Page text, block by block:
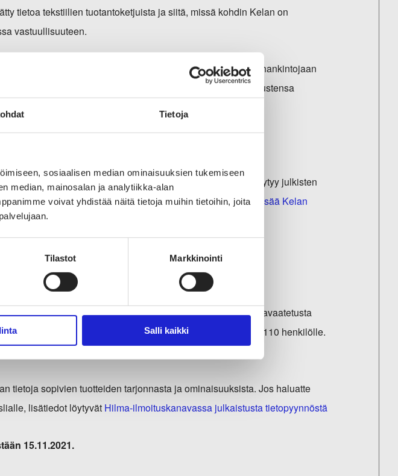
Tietoja
sosiaalisen median ominaisuuksien tukemiseen
median, mainosalan ja analytiikka-alan
voivat yhdistää näitä tietoja muihin tietoihin, joita
Tilastot Markkinointi
Salli kaikki
tietoa tekstiilien tuotantoketjuista ja siitä, missä kohdin Kelan on
vastuullisuuteen.
palvelu, jossa julkisen sektorin ostajat voivat kilpailuttaa hankintojaan
käynnissä olevista kilpailutuksistaan ja päättyneiden kilpailutustensa
vuosittain. Vuoden 2023 äitiyspakkauksen tarjouspyyntö löytyy julkisten
Hilmasta. Tarjouksia voi jättää 31.1.2022 klo 16 asti.Lue lisää Kelan
virkavaatetuksen hankinta
autonkuljettajien ja edustustilojen henkilöstön virkavaatetusta
pukuja, jakkupukuja, kauluspaitoja ja solmioita noin 110 henkilölle.
tietoja sopivien tuotteiden tarjonnasta ja ominaisuuksista. Jos haluatte
lisätiedot löytyvät Hilma-ilmoituskanavassa julkaistusta tietopyynnöstä
15.11.2021.